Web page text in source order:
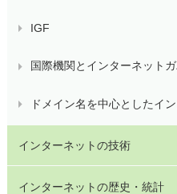
IGF
国際機関とインターネット
ドメイン名を中心としたイ
インターネットの技術
インターネットの歴史・統計